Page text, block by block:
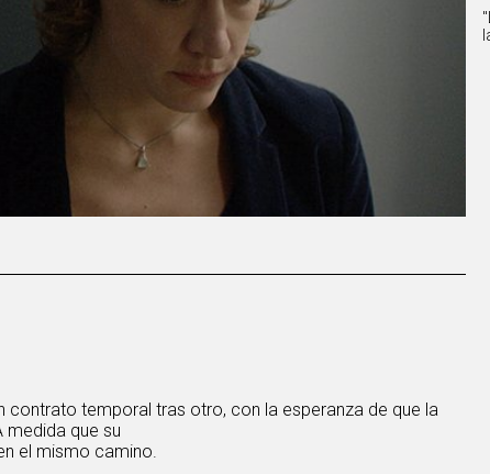
contrato temporal tras otro, con la esperanza de que la
medida que su
el mismo camino.